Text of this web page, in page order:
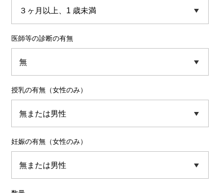
医師等の診断の有無
授乳の有無（女性のみ）
妊娠の有無（女性のみ）